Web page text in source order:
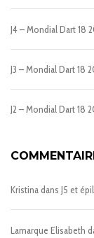
J4 – Mondial Dart 18
J3 – Mondial Dart 18
J2 – Mondial Dart 18
Kristinadans J5 et
Lamarque Elisabeth